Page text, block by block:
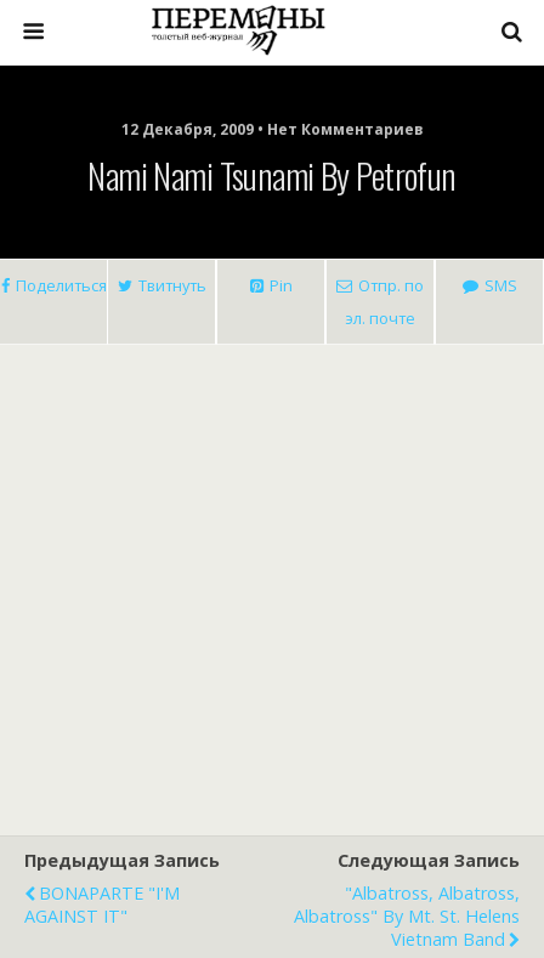
12 Декабря, 2009 • Нет Комментариев
Nami Nami Tsunami By Petrofun
Поделиться Твитнуть Pin
Отпр. по
эл. почте
SMS
Предыдущая Запись
BONAPARTE "I'M
AGAINST IT"
Следующая Запись
"Albatross, Albatross,
Albatross" By Mt. St. Helens
Vietnam Band